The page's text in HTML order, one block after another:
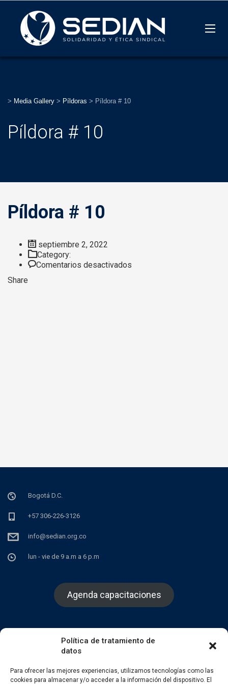
Política de tratamiento de
datos
Para ofrecer las mejores experiencias, utilizamos tecnologías como las
cookies para almacenar y/o acceder a la información del dispositivo. El
> Media Gallery > Píldoras > Píldora # 10
Píldora # 10
Píldora # 10
septiembre 2, 2022
Category:
Comentarios desactivados
Share
Bogotá D.C.
+57 306-226-3126
info@sedian.org.co
lun - vie de 9 a.m a 6 p.m
Agenda capacitaciones